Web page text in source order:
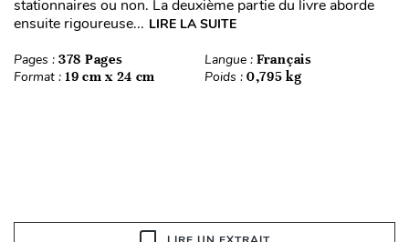
stationnaires ou non. La deuxième partie du livre aborde
ensuite rigoureuse... LIRE LA SUITE
Pages : 378 Pages Langue : Français
Format : 19 cm x 24 cm Poids : 0,795 kg